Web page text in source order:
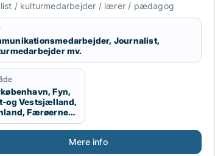
/ kulturmedarbejder / lærer / pædagog
Journalist,
mv.
Fyn,
og Vestsjælland,
Færøerne,
Mere info